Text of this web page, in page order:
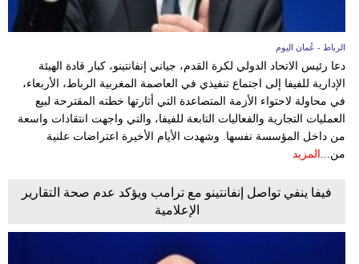
الرباط - عُمان اليوم
دعا رئيس الاتحاد الدولي لكرة القدم، جياني إنفانتينو، كبار قادة الهيئة
الإدارية للفيفا إلى اجتماع تنفيذي في العاصمة المغربية الرباط، الأربعاء،
في محاولة لاحتواء الأزمة المتصاعدة التي أثارتها خطته المقترحة لبيع
العمليات التجارية والفعاليات التابعة للفيفا، والتي واجهت انتقادات واسعة
من داخل المؤسسة نفسها. وشهدت الأيام الأخيرة اعتراضات علنية
من...
المزيد
فيفا ينفي تواصل إنفانتينو مع ترامب ويؤكد عدم صحة التقارير
الإعلامية